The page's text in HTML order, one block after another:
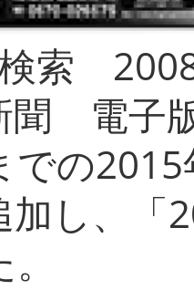
索
電子
での
加し、「
し